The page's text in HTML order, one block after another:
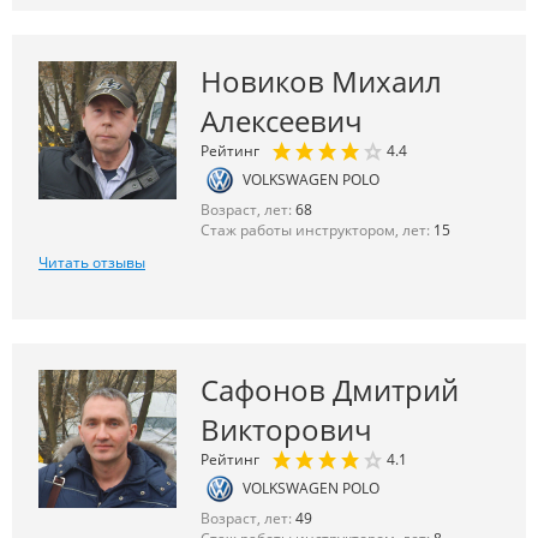
Новиков Михаил
Алексеевич
Рейтинг
4.4
VOLKSWAGEN POLO
Возраст, лет: 68
Стаж работы инструктором, лет: 15
Читать отзывы
Сафонов Дмитрий
Викторович
Рейтинг
4.1
VOLKSWAGEN POLO
Возраст, лет: 49